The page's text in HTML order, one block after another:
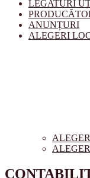
LEGATURI
ANUNȚURI
ALEGERI